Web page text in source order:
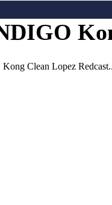
Clean Lopez